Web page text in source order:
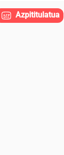
Azpititulatua